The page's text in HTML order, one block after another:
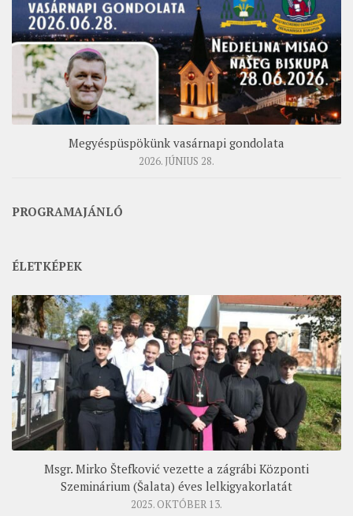
Megyéspüspökünk vasárnapi gondolata
2026. JÚNIUS 28.
PROGRAMAJÁNLÓ
ÉLETKÉPEK
Msgr. Mirko Štefković vezette a zágrábi Központi
Szeminárium (Šalata) éves lelkigyakorlatát
2025. OKTÓBER 13.